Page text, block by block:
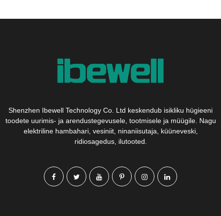
Shenzhen Ibewell Technology Co. Ltd keskendub isikliku hügieeni
toodete uurimis- ja arendustegevusele, tootmisele ja müügile. Nagu
elektriline hambahari, vesiniit, ninaniisutaja, küüneveski,
ridiosagedus, ilutooted.